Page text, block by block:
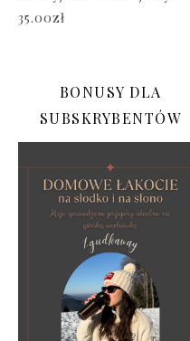
35.00zł
BONUSY DLA
SUBSKRYBENTÓW